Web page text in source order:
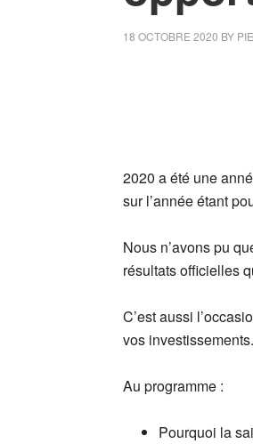
18 OCTOBRE 2020 BY
2020 a été une
sur l’année étant
Nous n’avons pu
résultats officielles
C’est aussi
vos investissements.
Au programme :
Pourquoi la